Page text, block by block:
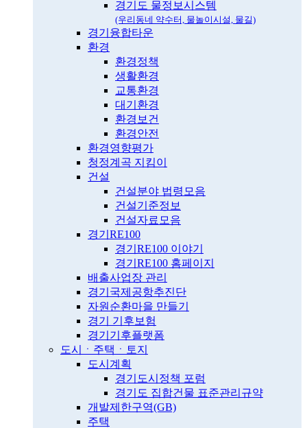
경기도 물정보시스템
(우리동네 약수터, 물놀이시설, 물길)
경기융합타운
환경
환경정책
생활환경
교통환경
대기환경
환경보건
환경안전
환경영향평가
청정계곡 지킴이
건설
건설분야 법령모음
건설기준정보
건설자료모음
경기RE100
경기RE100 이야기
경기RE100 홈페이지
배출사업장 관리
경기국제공항추진단
자원순환마을 만들기
경기 기후보험
경기기후플랫폼
도시ㆍ주택ㆍ토지
도시계획
경기도시정책 포럼
경기도 집합건물 표준관리규약
개발제한구역(GB)
주택